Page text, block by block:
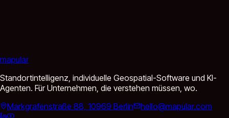
mapular
Standortintelligenz, individuelle Geospatial-Software und KI-
Agenten. Für Unternehmen, die verstehen müssen, wo.
Markgrafenstraße 88, 10969 Berlin
hello@mapular.com